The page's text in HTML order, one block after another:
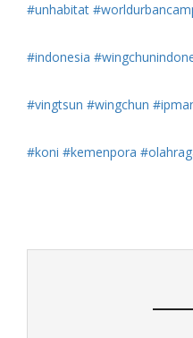
#unhabitat
#indonesia
#vingtsun #wingchun
#koni #kemenpora